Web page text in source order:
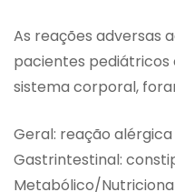
As reações adversas
pacientes pediátricos
sistema corporal,
Geral: reação
Gastrintestinal:
Metabólico/